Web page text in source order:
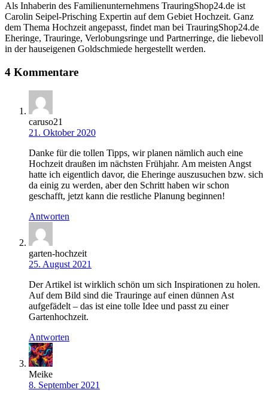
Als Inhaberin des Familienunternehmens TrauringShop24.de ist
Carolin Seipel-Prisching Expertin auf dem Gebiet Hochzeit. Ganz
dem Thema Hochzeit angepasst, findet man bei TrauringShop24.de
Eheringe, Trauringe, Verlobungsringe und Partnerringe, die liebevoll
in der hauseigenen Goldschmiede hergestellt werden.
4 Kommentare
caruso21
21. Oktober 2020
Danke für die tollen Tipps, wir planen nämlich auch eine
Hochzeit draußen im nächsten Frühjahr. Am meisten Angst
hatte ich eigentlich davor, die Eheringe auszusuchen bzw. sich
da einig zu werden, aber den Schritt haben wir schon
geschafft, jetzt kann die restliche Planung beginnen!
Antworten
garten-hochzeit
25. August 2021
Der Artikel ist wirklich schön um sich Inspirationen zu holen.
Auf dem Bild sind die Trauringe auf einen dünnen Ast
aufgefädelt – das ist eine tolle Idee und passt zu einer
Gartenhochzeit.
Antworten
Meike
8. September 2021